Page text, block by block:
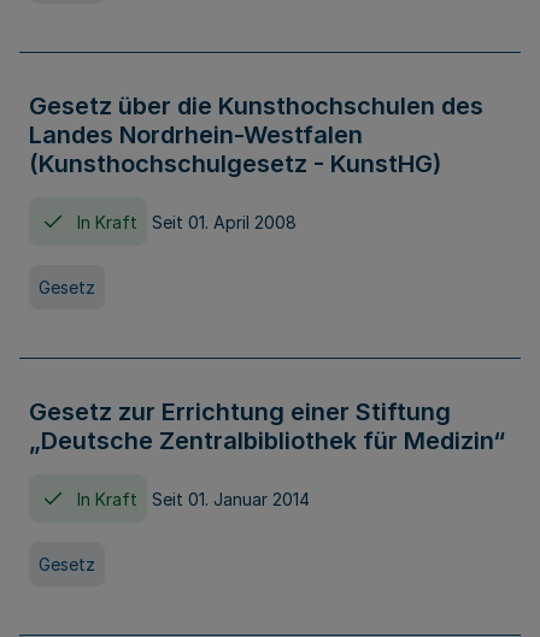
Gesetz über die Kunsthochschulen des
Landes Nordrhein-Westfalen
(Kunsthochschulgesetz - KunstHG)
In Kraft Seit 01. April 2008
Gesetz
Gesetz zur Errichtung einer Stiftung
„Deutsche Zentralbibliothek für Medizin“
In Kraft Seit 01. Januar 2014
Gesetz